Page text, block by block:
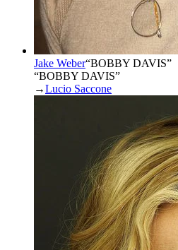
Jake Weber“BOBBY DAVIS”
“BOBBY DAVIS”
→Lucio Saccone